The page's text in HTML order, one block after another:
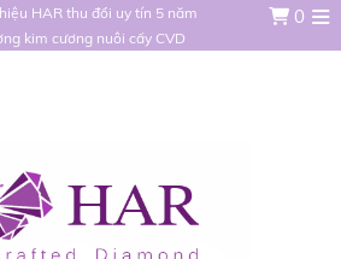
HAR thu đổi uy tín 5 năm
kim cương nuôi cấy CVD
0